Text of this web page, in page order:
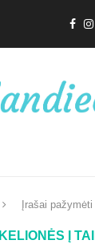
Įrašai
KELIONĖS Į